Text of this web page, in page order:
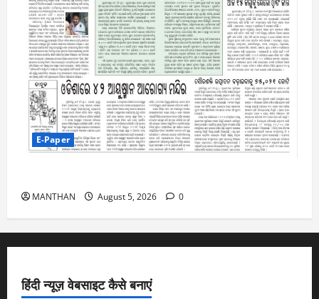
E-Paper
MANTHAN August 5, 2026 0
हिंदी न्यूज़ वेबसाइट कैसे बनाएं